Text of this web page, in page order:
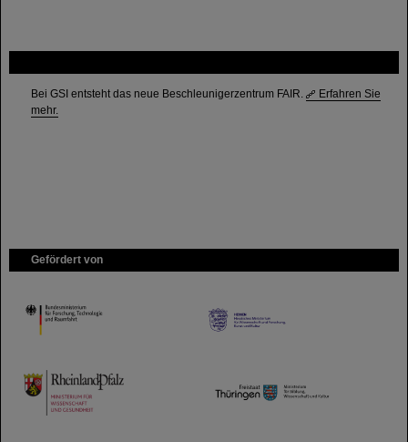
Bei GSI entsteht das neue Beschleunigerzentrum FAIR.
Erfahren Sie
mehr.
Gefördert von
HMWK
TMWWDG